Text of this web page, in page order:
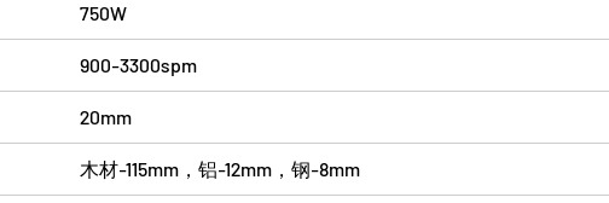
750W
900-3300spm
20mm
木材-115mm，铝-12mm，钢-8mm